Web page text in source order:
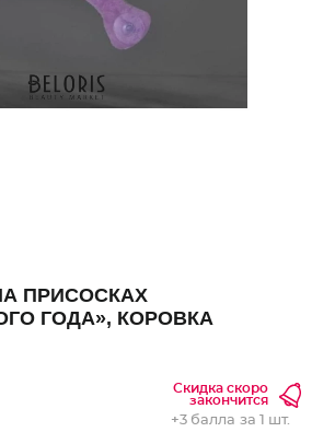
ПРИСОСКАХ
ГОДА», КОРОВКА
Скидка скоро
закончится
+3 балла за 1 шт.